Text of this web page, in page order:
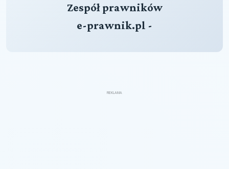
Zespół prawników
e-prawnik.pl -
REKLAMA